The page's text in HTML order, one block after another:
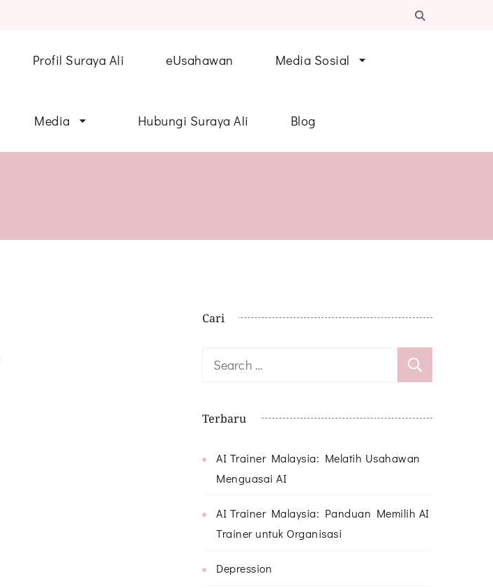
Profil Suraya Ali eUsahawan Media Sosial
Media Hubungi Suraya Ali Blog
Cari
Search
Terbaru
AI Trainer Malaysia: Melatih Usahawan
Menguasai AI
AI Trainer Malaysia: Panduan Memilih AI
Trainer untuk Organisasi
Depression